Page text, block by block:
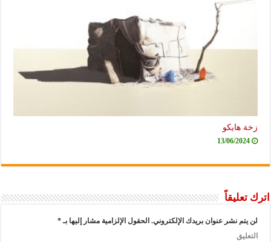
زخة هايكو
13/06/2024
اترك تعليقاً
لن يتم نشر عنوان بريدك الإلكتروني. الحقول الإلزامية مشار إليها بـ*
التعليق